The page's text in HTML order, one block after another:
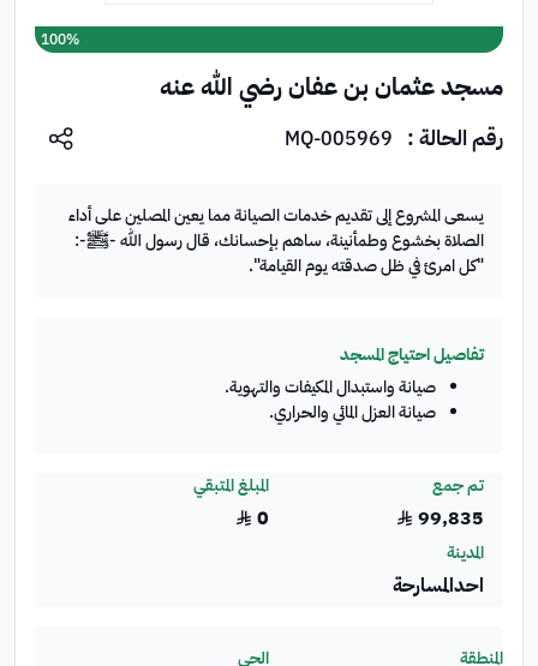
تبرع الآن 100%
مسجد عثمان بن عفان رضي الله عنه
رقم الحالة : MQ-005969
يسعى المشروع إلى تقديم خدمات الصيانة مما يعين المصلين على أداء
الصلاة بخشوع وطمأنينة، ساهم بإحسانك، قال رسول الله -ﷺ-:
"كل امرئ في ظل صدقته يوم القيامة".
تفاصيل احتياج المسجد
صيانة واستبدال المكيفات والتهوية.
صيانة العزل المائي والحراري.
تم جمع
99,835﷼
المبلغ المتبقي
﷼
المدينة
احدالمسارحة
المنطقة
الحي